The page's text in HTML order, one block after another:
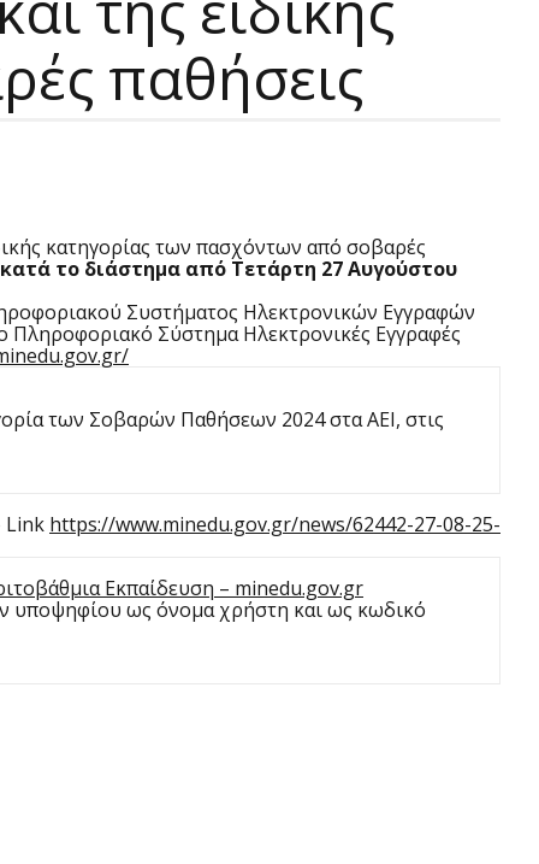
παθήσεις
κατηγορίας των πασχόντων από σοβαρές
κατά το διάστημα από Τετάρτη 27 Αυγούστου
Συστήματος Ηλεκτρονικών Εγγραφών
Σύστημα Ηλεκτρονικές Εγγραφές
των Σοβαρών Παθήσεων 2024 στα ΑΕΙ, στις
Link https://www.minedu.gov.gr/news/62442-27-08-25-
Εκπαίδευση – minedu.gov.gr
υποψηφίου ως όνομα χρήστη και ως κωδικό